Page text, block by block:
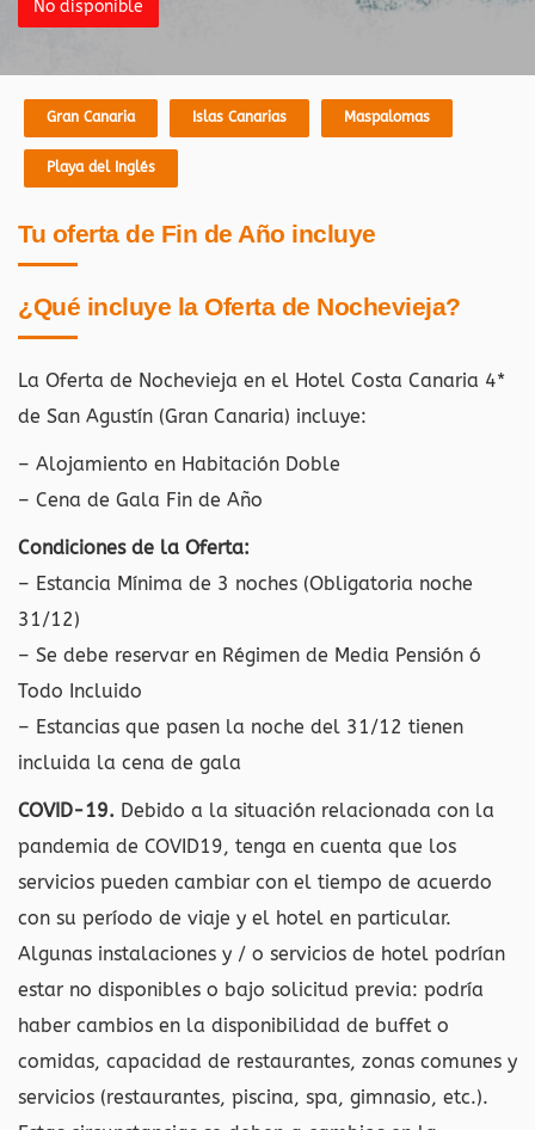
No disponible
Gran Canaria Islas Canarias Maspalomas
Playa del Inglés
Tu oferta de Fin de Año incluye
¿Qué incluye la Oferta de Nochevieja?
La Oferta de Nochevieja en el Hotel Costa Canaria 4*
de San Agustín (Gran Canaria) incluye:
– Alojamiento en Habitación Doble
– Cena de Gala Fin de Año
Condiciones de la Oferta:
– Estancia Mínima de 3 noches (Obligatoria noche
31/12)
– Se debe reservar en Régimen de Media Pensión ó
Todo Incluido
– Estancias que pasen la noche del 31/12 tienen
incluida la cena de gala
COVID-19. Debido a la situación relacionada con la
pandemia de COVID19, tenga en cuenta que los
servicios pueden cambiar con el tiempo de acuerdo
con su período de viaje y el hotel en particular.
Algunas instalaciones y / o servicios de hotel podrían
estar no disponibles o bajo solicitud previa: podría
haber cambios en la disponibilidad de buffet o
comidas, capacidad de restaurantes, zonas comunes y
servicios (restaurantes, piscina, spa, gimnasio, etc.).